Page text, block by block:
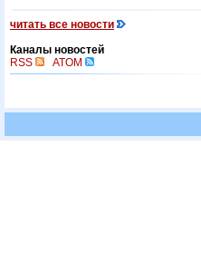
читать все новости
Каналы новостей
RSS
ATOM